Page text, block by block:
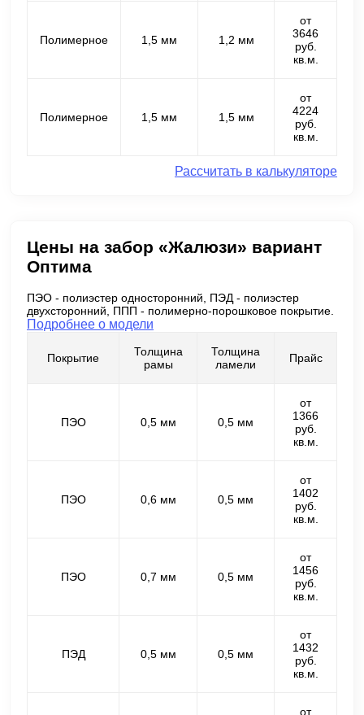
Полимерное 1,5 мм 1,2 мм
от
3646
руб.
кв.м.
Полимерное 1,5 мм 1,5 мм
от
4224
руб.
кв.м.
Рассчитать в калькуляторе
Цены на забор «Жалюзи» вариант
Оптима
ПЭО - полиэстер односторонний, ПЭД - полиэстер
двухсторонний, ППП - полимерно-порошковое покрытие.
Подробнее о модели
Покрытие
Толщина
рамы
Толщина
ламели
Прайс
ПЭО 0,5 мм 0,5 мм
от
1366
руб.
кв.м.
ПЭО 0,6 мм 0,5 мм
от
1402
руб.
кв.м.
ПЭО 0,7 мм 0,5 мм
от
1456
руб.
кв.м.
ПЭД 0,5 мм 0,5 мм
от
1432
руб.
кв.м.
от